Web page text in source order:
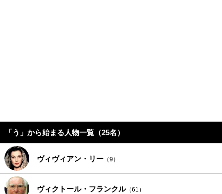
「う」から始まる人物一覧（25名）
ヴィヴィアン・リー （9）
ヴィクトール・フランクル（61）